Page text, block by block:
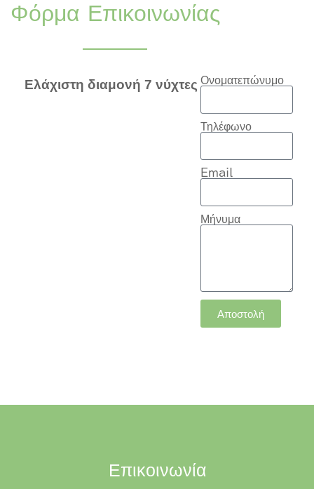
Φόρμα Επικοινωνίας
Ελάχιστη διαμονή 7 νύχτες Ονοματεπώνυμο
Τηλέφωνο
Email
Μήνυμα
Αποστολή
Επικοινωνία